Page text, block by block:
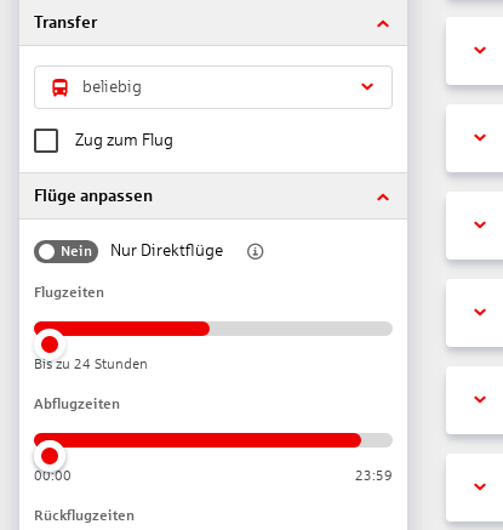
Transfer
beliebig
Zug zum Flug
Flüge anpassen
Nein Nur Direktflüge
Flugzeiten
Bis zu 24 Stunden
Abflugzeiten
00:00 23:59
Rückflugzeiten